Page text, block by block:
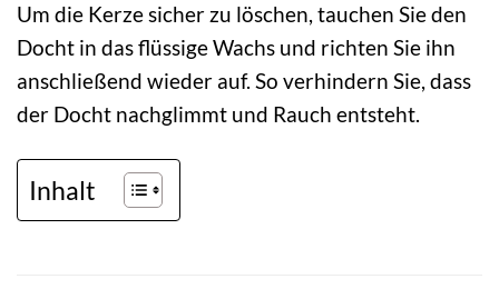
Um die Kerze sicher zu löschen, tauchen Sie den
Docht in das flüssige Wachs und richten Sie ihn
anschließend wieder auf. So verhindern Sie, dass
der Docht nachglimmt und Rauch entsteht.
Inhalt